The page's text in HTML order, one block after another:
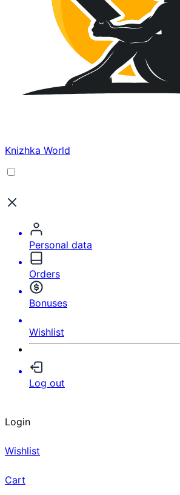
Knizhka World
Personal data
Orders
Bonuses
Wishlist
Log out
Login
Wishlist
Cart